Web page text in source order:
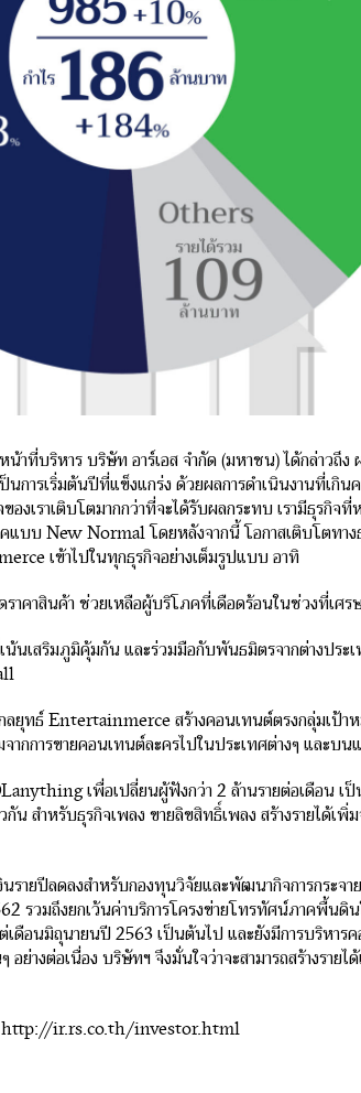
น้าที่บริหาร บริษัท อาร์เอส จำกัด (มหาชน) ได้กล่าวถึง
การเริ่มต้นปีที่แข็งแกร่ง ด้วยผลการดำเนินงานที่เกินค
องเราเติบโตมากกว่าที่จะได้รับผลกระทบ เรามีธุรกิจ
แบบ New Normal โดยหลังจากนี้ โอกาสเติบโตทาง
เข้าไปในทุกธุรกิจอย่างเต็มรูปแบบ อาทิ
คาสินค้า ช่วยเหลือผู้บริโภคที่เดือดร้อนในช่วงที่เศร
เสริมภูมิคุ้มกัน และร่วมมือกับพันธมิตรจากต่างประเ
ลยุทธ์ Entertainmerce สร้างคอนเทนต์ตรงกลุ่มเป้า
จากการขายคอนเทนต์ละครไปในประเทศต่างๆ และ
เพื่อเปลี่ยนผู้ฟังกว่า 2 ล้านรายต่อเดือน เป็
น สำหรับธุรกิจเพลง ขายลิขสิทธิ์เพลง สร้างรายได้เพิ่
ายปีลดลงสำหรับกองทุนวิจัยและพัฒนากิจการกระจา
รวมถึงยกเว้นค่าบริการโครงข่ายโทรทัศน์ภาคพื้นดิ
อนมิถุนายนปี 2563 เป็นต้นไป และยังมีการบริหาร
างต่อเนื่อง บริษัทฯ จึงมั่นใจว่าจะสามารถสร้างรายไ
http://ir.rs.co.th/investor.html